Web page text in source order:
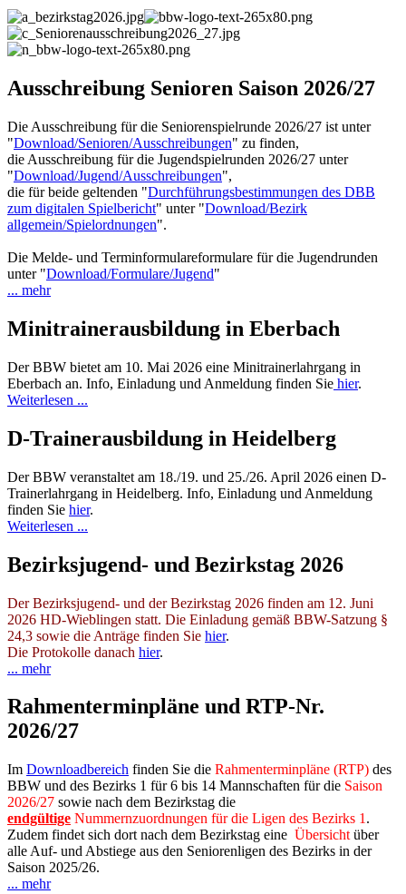
Ausschreibung Senioren Saison 2026/27
Die Ausschreibung für die Seniorenspielrunde 2026/27 ist unter
"Download/Senioren/Ausschreibungen" zu finden,
die Ausschreibung für die Jugendspielrunden 2026/27 unter
"Download/Jugend/Ausschreibungen",
die für beide geltenden "Durchführungsbestimmungen des DBB
zum digitalen Spielbericht" unter "Download/Bezirk
allgemein/Spielordnungen".
Die Melde- und Terminformulareformulare für die Jugendrunden
unter "Download/Formulare/Jugend"
... mehr
Minitrainerausbildung in Eberbach
Der BBW bietet am 10. Mai 2026 eine Minitrainerlahrgang in
Eberbach an. Info, Einladung und Anmeldung finden Sie hier.
Weiterlesen ...
D-Trainerausbildung in Heidelberg
Der BBW veranstaltet am 18./19. und 25./26. April 2026 einen D-
Trainerlahrgang in Heidelberg. Info, Einladung und Anmeldung
finden Sie hier.
Weiterlesen ...
Bezirksjugend- und Bezirkstag 2026
Der Bezirksjugend- und der Bezirkstag 2026 finden am 12. Juni
2026 HD-Wieblingen statt. Die Einladung gemäß BBW-Satzung §
24,3 sowie die Anträge finden Sie hier.
Die Protokolle danach hier.
... mehr
Rahmenterminpläne und RTP-Nr.
2026/27
Im Downloadbereich finden Sie die Rahmenterminpläne (RTP) des
BBW und des Bezirks 1 für 6 bis 14 Mannschaften für die Saison
2026/27 sowie nach dem Bezirkstag die
endgültige Nummernzuordnungen für die Ligen des Bezirks 1 .
Zudem findet sich dort nach dem Bezirkstag eine Übersicht über
alle Auf- und Abstiege aus den Seniorenligen des Bezirks in der
Saison 2025/26.
... mehr